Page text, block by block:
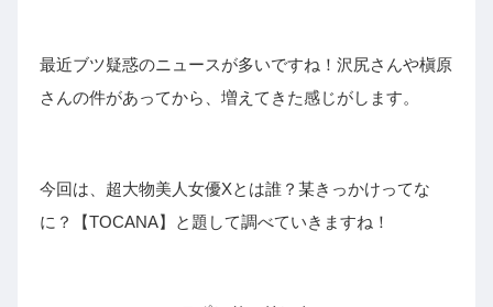
最近ブツ疑惑のニュースが多いですね！沢尻さんや槇原
さんの件があってから、増えてきた感じがします。
今回は、超大物美人女優Xとは誰？某きっかけってな
に？【TOCANA】と題して調べていきますね！